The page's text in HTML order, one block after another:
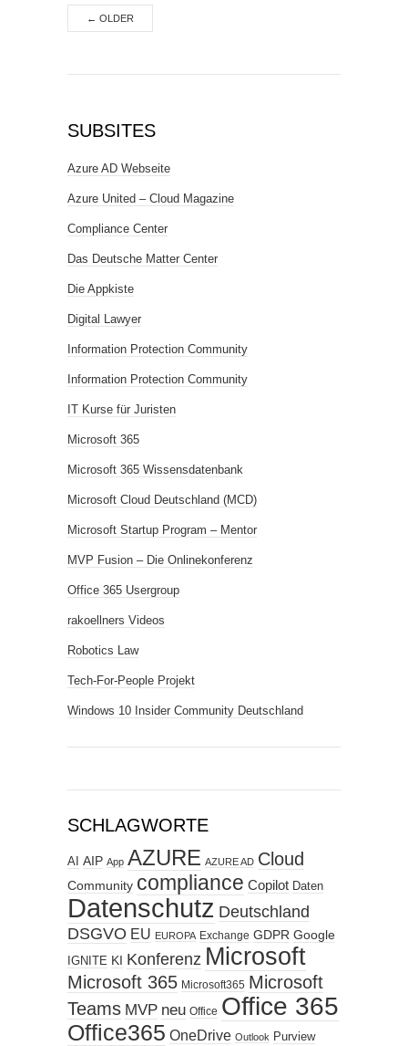
← OLDER
SUBSITES
Azure AD Webseite
Azure United – Cloud Magazine
Compliance Center
Das Deutsche Matter Center
Die Appkiste
Digital Lawyer
Information Protection Community
Information Protection Community
IT Kurse für Juristen
Microsoft 365
Microsoft 365 Wissensdatenbank
Microsoft Cloud Deutschland (MCD)
Microsoft Startup Program – Mentor
MVP Fusion – Die Onlinekonferenz
Office 365 Usergroup
rakoellners Videos
Robotics Law
Tech-For-People Projekt
Windows 10 Insider Community Deutschland
SCHLAGWORTE
AI AIP App AZURE AZURE AD Cloud
Community compliance Copilot Daten
Datenschutz Deutschland
DSGVO EU EUROPA Exchange GDPR Google
IGNITE KI Konferenz Microsoft
Microsoft 365 Microsoft365 Microsoft
Teams MVP neu Office Office 365
Office365 OneDrive Outlook Purview